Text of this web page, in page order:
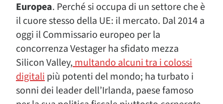
Europea. Perché si occupa di un settore che è
il cuore stesso della UE: il mercato. Dal 2014 a
oggi il Commissario europeo per la
concorrenza Vestager ha sfidato mezza
Silicon Valley,multando alcuni tra i colossi
digitalipiù potenti del mondo; ha turbato i
sonni dei leader dell’Irlanda, paese famoso